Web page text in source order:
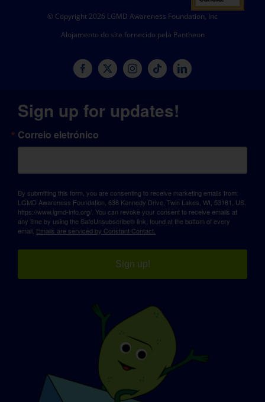
© Copyright 2026 LGMD Awareness Foundation, Inc
Alojamento do site fornecido pela Pantheon
Sign up for updates!
Correio eletrónico
By submitting this form, you are consenting to receive marketing emails from:
LGMD Awareness Foundation, 638 Kennedy Drive, Twin Lakes, WI, 53181, US,
https://www.lgmd-info.org/. You can revoke your consent to receive emails at
any time by using the SafeUnsubscribe® link, found at the bottom of every
email. Emails are serviced by Constant Contact.
Sign up!